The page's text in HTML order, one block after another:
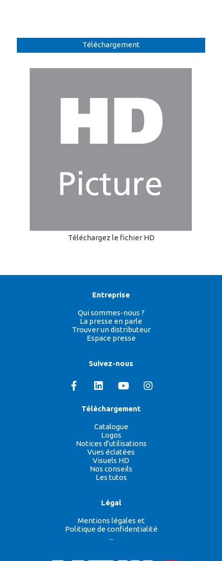
Téléchargement
Téléchargez le fichier HD
Entreprise
Qui sommes-nous ?
La presse en parle
Trouver un distributeur
Espace presse
Suivez-nous
Téléchargement
Catalogue
Logos
Notices d'utilisations
Vues éclatées
Visuels HD
Nos conseils
Les tutos
Légal
Mentions légales et
Politique de confidentialité
...